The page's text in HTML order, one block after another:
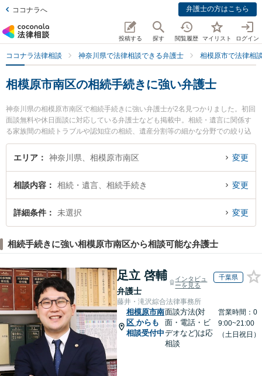
ココナラへ 弁護士の方はこちら
投稿する 探す 閲覧履歴 マイリスト ログイン
ココナラ法律相談 神奈川県で法律相談できる弁護士 相模原市で法律相
相模原市南区の相続手続きに強い弁護士
神奈川県の相模原市南区で相続手続きに強い弁護士が2名見つかりました。初回
面談無料や休日面談に対応している弁護士なども掲載中。相続・遺言に関係す
る家族間の相続トラブルや認知症の相続、遺産分割等の細かな分野での絞り込
み検索もでき便利です。特に細貝総合法律事務所の細貝 惟大弁護士や德永・國
方法律事務所の國方 実弁護士のプロフィール情報や弁護士費用、強みなどが注
近くの弁護士を検索したい』『初回相談無料で相続手続きを法律相談できる相
模原市南区内の弁護士に相談予約したい』などでお困りの相談者さんにおすす
めです。
エリア 神奈川県、相模原市南区 変更
相談内容 相続・遺言、相続手続き 変更
詳細条件 未選択 変更
相続手続きに強い相模原市南区から相談可能な弁護士
足立 啓輔
弁護士
インタビュ
ーを見る
千葉県
藤井・滝沢綜合法律事務所
相模原市南
区 からも
相談受付中
面談方法(対
面・電話・ビ
デオなど)は応
相談
営業時間：0
9:00~21:00
（土日祝日）